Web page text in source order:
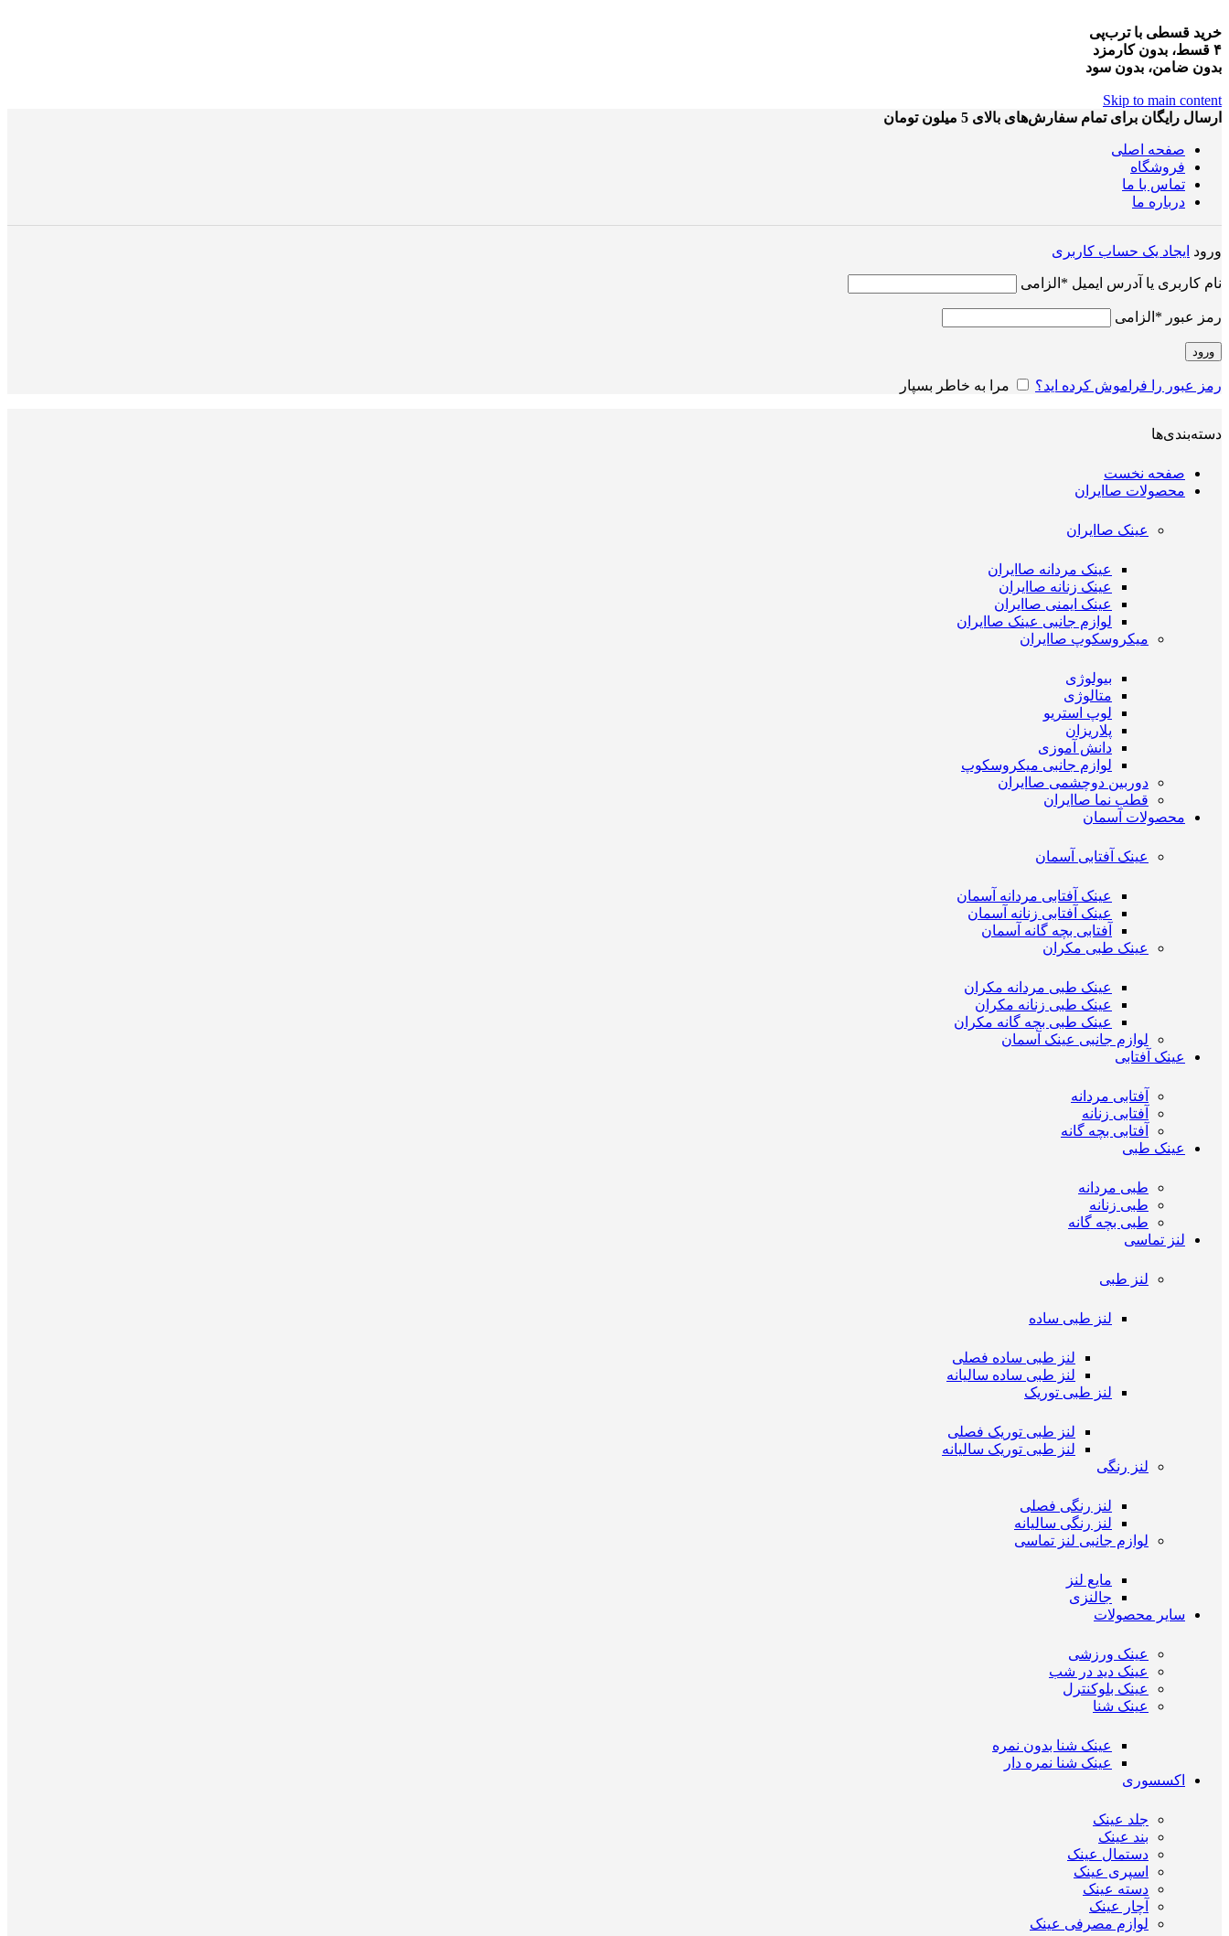
خرید قسطی با ترب‌پی
۴ قسط، بدون کارمزد
بدون ضامن، بدون سود
Skip to main content
ارسال رایگان برای تمام سفارش‌های بالای 5 میلون تومان
صفحه اصلی
فروشگاه
تماس با ما
درباره ما
ورود ایجاد یک حساب کاربری
نام کاربری یا آدرس ایمیل * الزامی
رمز عبور * الزامی
ورود
رمز عبور را فراموش کرده اید؟ مرا به خاطر بسپار
دسته‌بندی‌ها
صفحه نخست
محصولات صاایران
عینک صاایران
عینک مردانه صاایران
عینک زنانه صاایران
عینک ایمنی صاایران
لوازم جانبی عینک صاایران
میکروسکوپ صاایران
بیولوژی
متالوژی
لوپ استریو
پلاریزان
دانش آموزی
لوازم جانبی میکروسکوپ
دوربین دوچشمی صاایران
قطب نما صاایران
محصولات آسمان
عینک آفتابی آسمان
عینک آفتابی مردانه آسمان
عینک آفتابی زنانه آسمان
آفتابی بچه گانه آسمان
عینک طبی مکران
عینک طبی مردانه مکران
عینک طبی زنانه مکران
عینک طبی بچه گانه مکران
لوازم جانبی عینک آسمان
عینک آفتابی
آفتابی مردانه
آفتابی زنانه
آفتابی بچه گانه
عینک طبی
طبی مردانه
طبی زنانه
طبی بچه گانه
لنز تماسی
لنز طبی
لنز طبی ساده
لنز طبی ساده فصلی
لنز طبی ساده سالیانه
لنز طبی توریک
لنز طبی توریک فصلی
لنز طبی توریک سالیانه
لنز رنگی
لنز رنگی فصلی
لنز رنگی سالیانه
لوازم جانبی لنز تماسی
مایع لنز
جالنزی
سایر محصولات
عینک ورزشی
عینک دید در شب
عینک بلوکنترل
عینک شنا
عینک شنا بدون نمره
عینک شنا نمره دار
اکسسوری
جلد عینک
بند عینک
دستمال عینک
اسپری عینک
دسته عینک
آچار عینک
لوازم مصرفی عینک